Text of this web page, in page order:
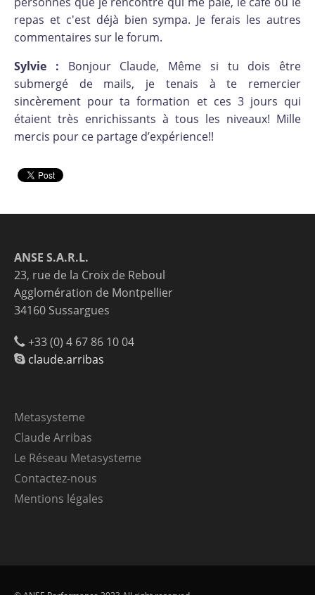
repas et c'est déjà bien sympa. Je ferais les autres
commentaires sur le forum.
Sylvie : Bonjour Claude, Même si tu dois être
submergé de mails, je tenais à te remercier
sincèrement pour ta formation et ces 3 jours qui
étaient très enrichissants à tous les niveaux! Mille
mercis pour ce partage d’expérience!!
ANSE S.A.R.L.
23, rue de la Croix de Reboul
Agglomération de Montpellier
34160 Sussargues
+33 (0) 4 67 86 10 04
claude.arribas
Metasysteme
Claude Arribas
Le Réseau Metasysteme
Contactez-nous
Mentions légales